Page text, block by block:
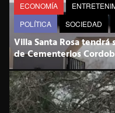
ECONOMÍA
POLÍTICA
SOCIEDAD
Villa Santa Rosa
de Cementerios